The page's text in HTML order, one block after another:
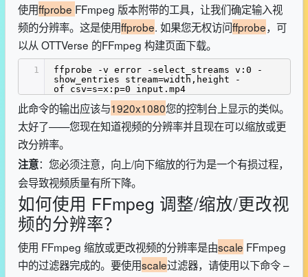
使用ffprobe FFmpeg 版本附带的工具，让我们确定输入视
频的分辨率。这是使用ffprobe. 如果您无权访问ffprobe，可
以从 OTTVerse 的FFmpeg 构建页面下载。
1
ffprobe -v error -select_streams v:0 -
show_entries stream=width,height -
of csv=s=x:p=0 input.mp4
此命令的输出应该与1920x1080您的控制台上显示的类似。
太好了——您现在知道视频的分辨率并且现在可以缩放或更
改分辨率。
注意：您必须注意，向上/向下缩放的行为是一个有损过程，
会导致视频质量有所下降。
如何使用 FFmpeg 调整/缩放/更改视
频的分辨率？
使用 FFmpeg 缩放或更改视频的分辨率是由scale FFmpeg
中的过滤器完成的。要使用scale过滤器，请使用以下命令 –